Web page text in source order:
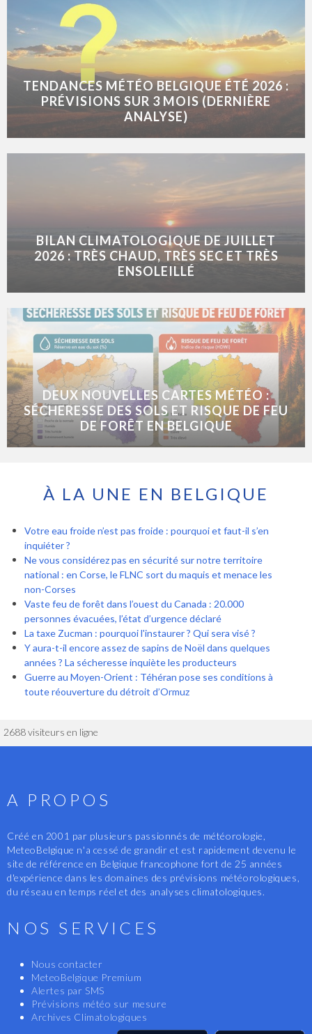
TENDANCES MÉTÉO BELGIQUE ÉTÉ 2026 :
PRÉVISIONS SUR 3 MOIS (DERNIÈRE
ANALYSE)
BILAN CLIMATOLOGIQUE DE JUILLET
2026 : TRÈS CHAUD, TRÈS SEC ET TRÈS
ENSOLEILLÉ
DEUX NOUVELLES CARTES MÉTÉO :
SÉCHERESSE DES SOLS ET RISQUE DE FEU
DE FORÊT EN BELGIQUE
À LA UNE EN BELGIQUE
Votre eau froide n’est pas froide : pourquoi et faut-il s’en
inquiéter ?
Ne vous considérez pas en sécurité sur notre territoire
national : en Corse, le FLNC sort du maquis et menace les
non-Corses
Vaste feu de forêt dans l’ouest du Canada : 20.000
personnes évacuées, l’état d’urgence déclaré
La taxe Zucman : pourquoi l'instaurer ? Qui sera visé ?
Y aura-t-il encore assez de sapins de Noël dans quelques
années ? La sécheresse inquiète les producteurs
Guerre au Moyen-Orient : Téhéran pose ses conditions à
toute réouverture du détroit d’Ormuz
2688 visiteurs en ligne
A PROPOS
Créé en 2001 par plusieurs passionnés de météorologie,
MeteoBelgique n'a cessé de grandir et est rapidement devenu le
site de référence en Belgique francophone fort de 25 années
d'expérience dans les domaines des prévisions météorologiques,
du réseau en temps réel et des analyses climatologiques.
NOS SERVICES
Nous contacter
MeteoBelgique Premium
Alertes par SMS
Prévisions météo sur mesure
Archives Climatologiques